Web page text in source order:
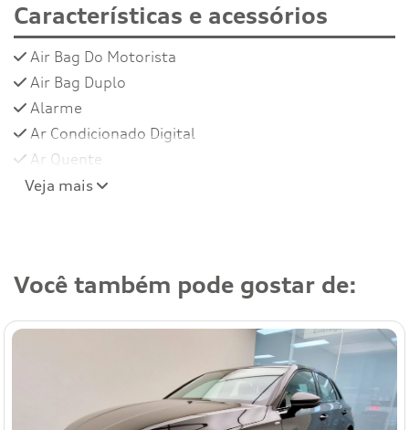
Características e acessórios
Air Bag Do Motorista
Air Bag Duplo
Alarme
Ar Condicionado Digital
Ar Quente
Veja mais
Você também pode gostar de: